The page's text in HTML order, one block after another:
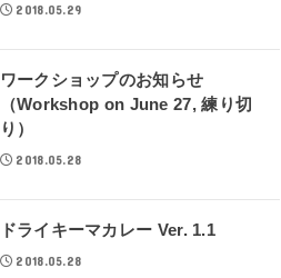
2018.05.29
ワークショップのお知らせ
（Workshop on June 27, 練り切
り）
2018.05.28
ドライキーマカレー Ver. 1.1
2018.05.28